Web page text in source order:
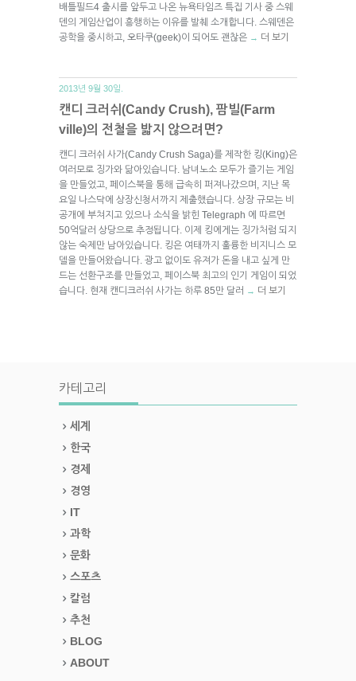
배틀필드4 출시를 앞두고 나온 뉴욕타임즈 특집 기사 중 스웨
덴의 게임산업이 흥행하는 이유를 발췌 소개합니다. 스웨덴은
공학을 중시하고, 오타쿠(geek)이 되어도 괜찮은 → 더 보기
2013년 9월 30일.
캔디 크러쉬(Candy Crush), 팜빌(Farm
ville)의 전철을 밟지 않으려면?
캔디 크러쉬 사가(Candy Crush Saga)를 제작한 킹(King)은
여러모로 징가와 닮아있습니다. 남녀노소 모두가 즐기는 게임
을 만들었고, 페이스북을 통해 급속히 퍼져나갔으며, 지난 목
요일 나스닥에 상장신청서까지 제출했습니다. 상장 규모는 비
공개에 부쳐지고 있으나 소식을 밝힌 Telegraph 에 따르면
50억달러 상당으로 추정됩니다. 이제 킹에게는 징가처럼 되지
않는 숙제만 남아있습니다. 킹은 여태까지 훌륭한 비지니스 모
델을 만들어왔습니다. 광고 없이도 유져가 돈을 내고 싶게 만
드는 선환구조를 만들었고, 페이스북 최고의 인기 게임이 되었
습니다. 현재 캔디크러쉬 사가는 하루 85만 달러 → 더 보기
카테고리
세계
한국
경제
경영
IT
과학
문화
스포츠
칼럼
추천
BLOG
ABOUT